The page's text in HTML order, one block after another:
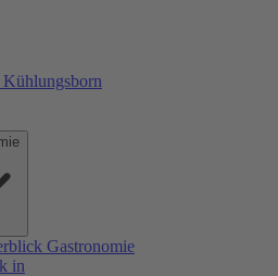
Gastronomie
in